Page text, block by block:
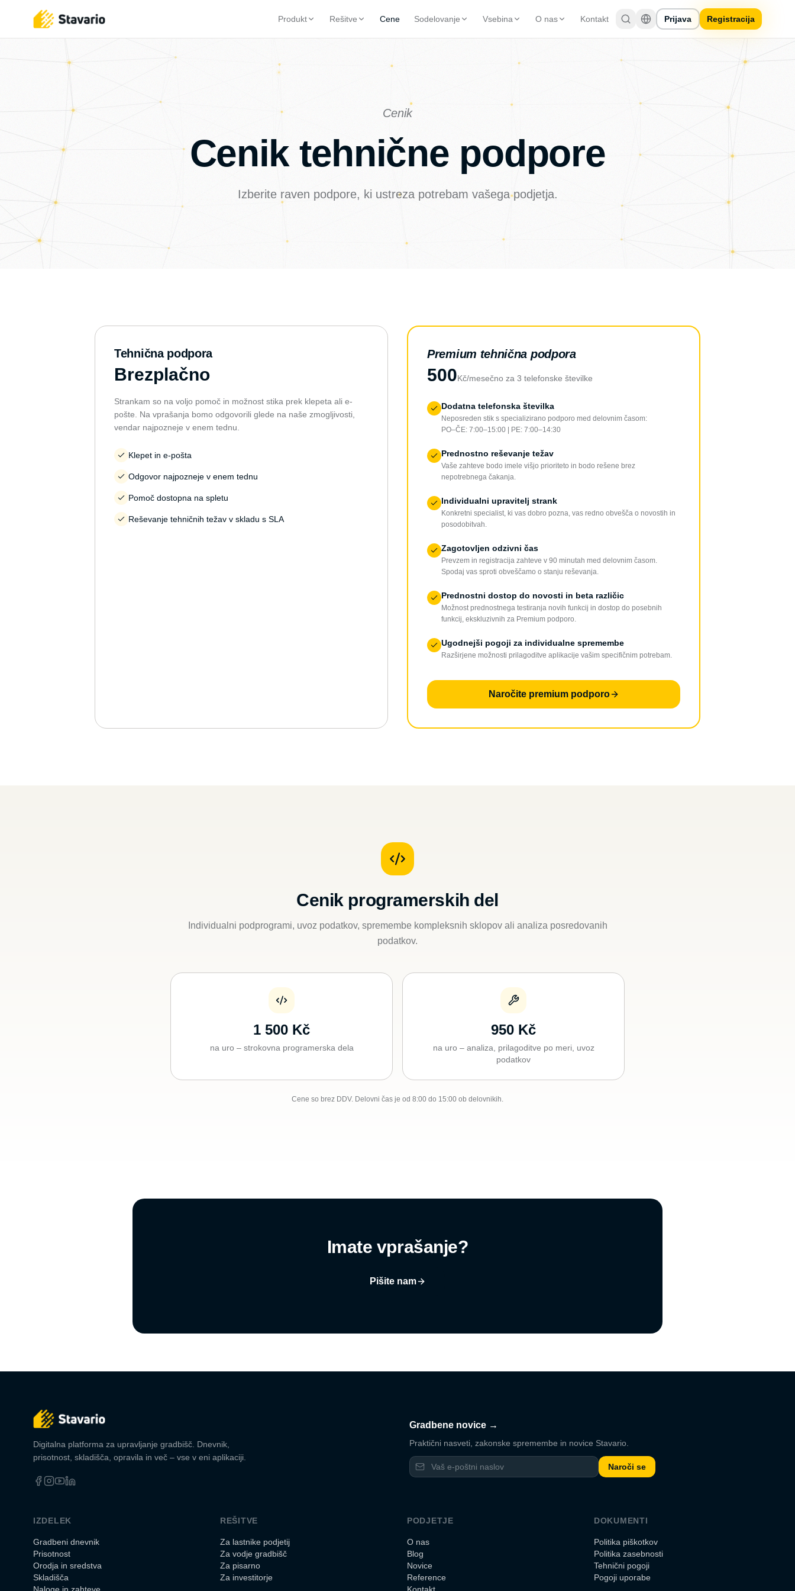
Produkt Rešitve Cene Sodelovanje Vsebina O nas Kontakt Prijava Registracija
Cenik
Cenik tehnične podpore
Izberite raven podpore, ki ustreza potrebam vašega podjetja.
Tehnična podpora
Brezplačno
Strankam so na voljo pomoč in možnost stika prek klepeta ali e-
pošte. Na vprašanja bomo odgovorili glede na naše zmogljivosti,
vendar najpozneje v enem tednu.
Klepet in e-pošta
Odgovor najpozneje v enem tednu
Pomoč dostopna na spletu
Reševanje tehničnih težav v skladu s SLA
Premium tehnična podpora
500Kč/mesečno za 3 telefonske številke
Dodatna telefonska številka
Neposreden stik s specializirano podporo med delovnim časom:
PO–ČE: 7:00–15:00 | PE: 7:00–14:30
Prednostno reševanje težav
Vaše zahteve bodo imele višjo prioriteto in bodo rešene brez
nepotrebnega čakanja.
Individualni upravitelj strank
Konkretni specialist, ki vas dobro pozna, vas redno obvešča o novostih in
posodobitvah.
Zagotovljen odzivni čas
Prevzem in registracija zahteve v 90 minutah med delovnim časom.
Spodaj vas sproti obveščamo o stanju reševanja.
Prednostni dostop do novosti in beta različic
Možnost prednostnega testiranja novih funkcij in dostop do posebnih
funkcij, ekskluzivnih za Premium podporo.
Ugodnejši pogoji za individualne spremembe
Razširjene možnosti prilagoditve aplikacije vašim specifičnim potrebam.
Naročite premium podporo
Cenik programerskih del
Individualni podprogrami, uvoz podatkov, spremembe kompleksnih sklopov ali analiza posredovanih
podatkov.
1 500 Kč
na uro – strokovna programerska dela
950 Kč
na uro – analiza, prilagoditve po meri, uvoz
podatkov
Cene so brez DDV. Delovni čas je od 8:00 do 15:00 ob delovnikih.
Imate vprašanje?
Pišite nam
Digitalna platforma za upravljanje gradbišč. Dnevnik,
prisotnost, skladišča, opravila in več – vse v eni aplikaciji.
Gradbene novice →
Praktični nasveti, zakonske spremembe in novice Stavario.
Naroči se
IZDELEK
Gradbeni dnevnik
Prisotnost
Orodja in sredstva
Skladišča
REŠITVE
Za lastnike podjetij
Za vodje gradbišč
Za pisarno
Za investitorje
PODJETJE
O nas
Blog
Novice
Reference
DOKUMENTI
Politika piškotkov
Politika zasebnosti
Tehnični pogoji
Pogoji uporabe